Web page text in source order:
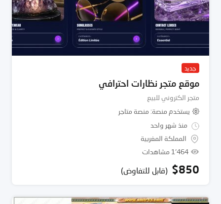
جديد
موقع متجر نظارات احترافي
متجر الكتروني للبيع
يستخدم منصة منصة متاجر
منذ شهر واحد
المملكة المغربية
1٬464 مشاهدات
$850 (قابل للتفاوض)